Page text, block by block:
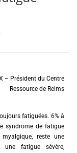
– Président du Centre
Ressource de Reims
fatiguées. 6% à
syndrome de fatigue
myalgique, reste une
fatigue sévère,